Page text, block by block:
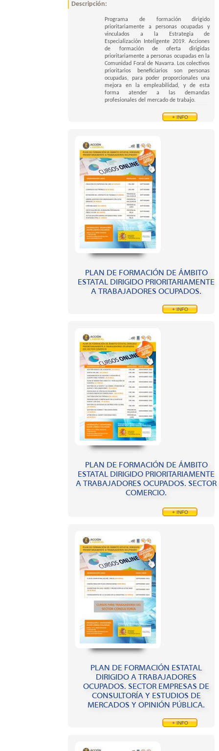
Descripción:
Programa de formación dirigido
prioritariamente a personas ocupadas y
vinculados a la Estrategia de
Especialización Inteligente 2019. Acciones
de formación de oferta dirigidas
prioritariamente a personas ocupadas en la
Comunidad Foral de Navarra. Los colectivos
prioritarios beneficiarios son personas
ocupadas, para poder proporcionales una
mejora en la empleabilidad, y de esta
forma atender a las demandas
profesionales del mercado de trabajo.
+ INFO
PLAN DE FORMACIÓN DE ÁMBITO
ESTATAL DIRIGIDO PRIORITARIAMENTE
A TRABAJADORES OCUPADOS.
+ INFO
PLAN DE FORMACIÓN DE ÁMBITO
ESTATAL DIRIGIDO PRIORITARIAMENTE
A TRABAJADORES OCUPADOS. SECTOR
COMERCIO.
+ INFO
PLAN DE FORMACIÓN ESTATAL
DIRIGIDO A TRABAJADORES
OCUPADOS. SECTOR EMPRESAS DE
CONSULTORÍA Y ESTUDIOS DE
MERCADOS Y OPINIÓN PÚBLICA.
+ INFO